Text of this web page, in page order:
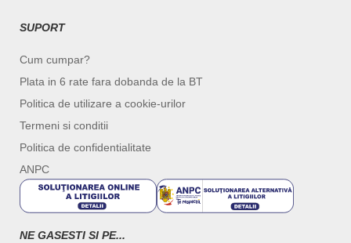
SUPORT
Cum cumpar?
Plata in 6 rate fara dobanda de la BT
Politica de utilizare a cookie-urilor
Termeni si conditii
Politica de confidentialitate
ANPC
NE GASESTI SI PE...